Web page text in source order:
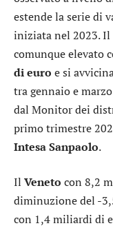
estende la serie di
iniziata nel 2023.
comunque elevato
di euro e si
tra gennaio e
dal Monitor dei
primo trimestre
Intesa Sanpaolo.
Il Veneto con 8,2
diminuzione del -
con 1,4 miliardi di